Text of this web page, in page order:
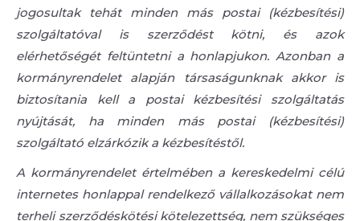
jogosultak tehát minden más postai (kézbesítési)
szolgáltatóval is szerződést kötni, és azok
elérhetőségét feltüntetni a honlapjukon. Azonban a
kormányrendelet alapján társaságunknak akkor is
biztosítania kell a postai kézbesítési szolgáltatás
nyújtását, ha minden más postai (kézbesítési)
szolgáltató elzárkózik a kézbesítéstől.
A kormányrendelet értelmében a kereskedelmi célú
internetes honlappal rendelkező vállalkozásokat nem
terheli szerződéskötési kötelezettség, nem szükséges